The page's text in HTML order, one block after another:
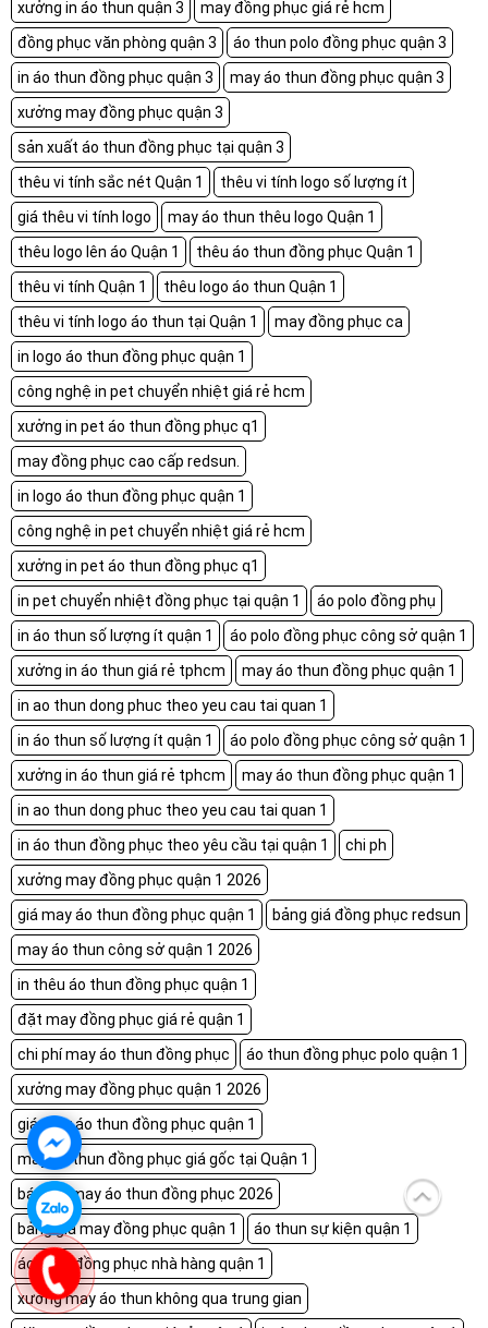
xưởng in áo thun quận 3
may đồng phục giá rẻ hcm
đồng phục văn phòng quận 3
áo thun polo đồng phục quận 3
in áo thun đồng phục quận 3
may áo thun đồng phục quận 3
xưởng may đồng phục quận 3
sản xuất áo thun đồng phục tại quận 3
thêu vi tính sắc nét Quận 1
thêu vi tính logo số lượng ít
giá thêu vi tính logo
may áo thun thêu logo Quận 1
thêu logo lên áo Quận 1
thêu áo thun đồng phục Quận 1
thêu vi tính Quận 1
thêu logo áo thun Quận 1
thêu vi tính logo áo thun tại Quận 1
may đồng phục ca
in logo áo thun đồng phục quận 1
công nghệ in pet chuyển nhiệt giá rẻ hcm
xưởng in pet áo thun đồng phục q1
may đồng phục cao cấp redsun.
in logo áo thun đồng phục quận 1
công nghệ in pet chuyển nhiệt giá rẻ hcm
xưởng in pet áo thun đồng phục q1
in pet chuyển nhiệt đồng phục tại quận 1
áo polo đồng phụ
in áo thun số lượng ít quận 1
áo polo đồng phục công sở quận 1
xưởng in áo thun giá rẻ tphcm
may áo thun đồng phục quận 1
in ao thun dong phuc theo yeu cau tai quan 1
in áo thun số lượng ít quận 1
áo polo đồng phục công sở quận 1
xưởng in áo thun giá rẻ tphcm
may áo thun đồng phục quận 1
in ao thun dong phuc theo yeu cau tai quan 1
in áo thun đồng phục theo yêu cầu tại quận 1
chi ph
xưởng may đồng phục quận 1 2026
giá may áo thun đồng phục quận 1
bảng giá đồng phục redsun
may áo thun công sở quận 1 2026
in thêu áo thun đồng phục quận 1
đặt may đồng phục giá rẻ quận 1
chi phí may áo thun đồng phục
áo thun đồng phục polo quận 1
xưởng may đồng phục quận 1 2026
giá may áo thun đồng phục quận 1
may áo thun đồng phục giá gốc tại Quận 1
báo giá may áo thun đồng phục 2026
bảng giá may đồng phục quận 1
áo thun sự kiện quận 1
áo thun đồng phục nhà hàng quận 1
xưởng may áo thun không qua trung gian